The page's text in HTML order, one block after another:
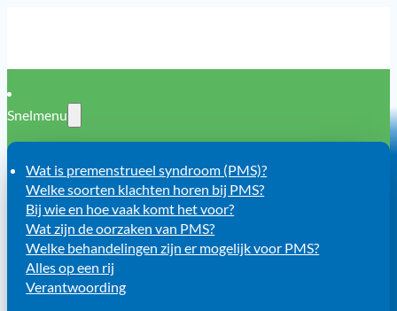
Snelmenu
Wat is premenstrueel syndroom (PMS)?
Welke soorten klachten horen bij PMS?
Bij wie en hoe vaak komt het voor?
Wat zijn de oorzaken van PMS?
Welke behandelingen zijn er mogelijk voor PMS?
Alles op een rij
Verantwoording